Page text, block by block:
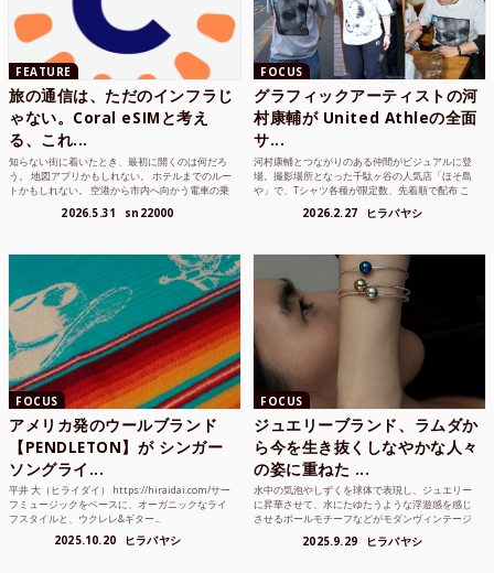
FEATURE
旅の通信は、ただのインフラじ
ゃない。Coral eSIMと考え
る、これ...
知らない街に着いたとき、最初に開くのは何だろ
う。 地図アプリかもしれない。 ホテルまでのルー
トかもしれない。 空港から市内へ向かう電車の乗
2026.5.31 sn22000
FOCUS
グラフィックアーティストの河
村康輔が United Athleの全面
サ...
河村康輔とつながりのある仲間がビジュアルに登
場。撮影場所となった千駄ヶ谷の人気店「ほそ島
や」で、Tシャツ各種が限定数、先着順で配布 こ
2026.2.27 ヒラバヤシ
FOCUS
アメリカ発のウールブランド
【PENDLETON】が シンガー
ソングライ...
平井 大（ヒライダイ） https://hiraidai.com/サー
フミュージックをベースに、オーガニックなライ
フスタイルと、ウクレレ&ギター...
2025.10.20 ヒラバヤシ
FOCUS
ジュエリーブランド、ラムダか
ら今を生き抜くしなやかな人々
の姿に重ねた ...
水中の気泡やしずくを球体で表現し、ジュエリー
に昇華させて、水にたゆたうような浮遊感を感じ
させるボールモチーフなどがモダンヴィンテージ
2025.9.29 ヒラバヤシ